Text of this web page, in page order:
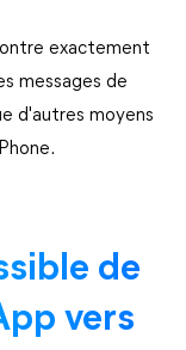
exactement
messages de
d'autres moyens
de
vers